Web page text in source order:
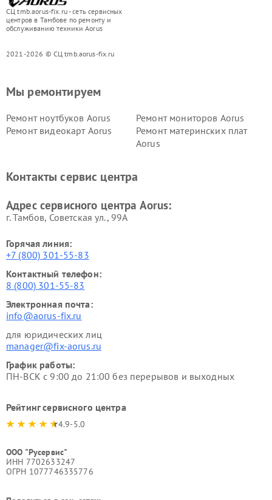
СЦ tmb.aorus-fix.ru - сеть сервисных
центров в Тамбове по ремонту и
обслуживанию техники Aorus
2021-2026 © СЦ tmb.aorus-fix.ru
Мы ремонтируем
Ремонт ноутбуков Aorus
Ремонт мониторов Aorus
Ремонт видеокарт Aorus
Ремонт материнских плат
Aorus
Контакты сервис центра
Адрес сервисного центра Aorus:
г. Тамбов, Советская ул., 99А
Горячая линия:
+7 (800) 301-55-83
Контактный телефон:
8 (800) 301-55-83
Электронная почта:
info@aorus-fix.ru
для юридических лиц
manager@fix-aorus.ru
График работы:
ПН-ВСК с 9:00 до 21:00 без перерывов и выходных
Рейтинг сервисного центра
4.9-5.0
ООО "Русервис"
ИНН 7702633247
ОГРН 1077746335776